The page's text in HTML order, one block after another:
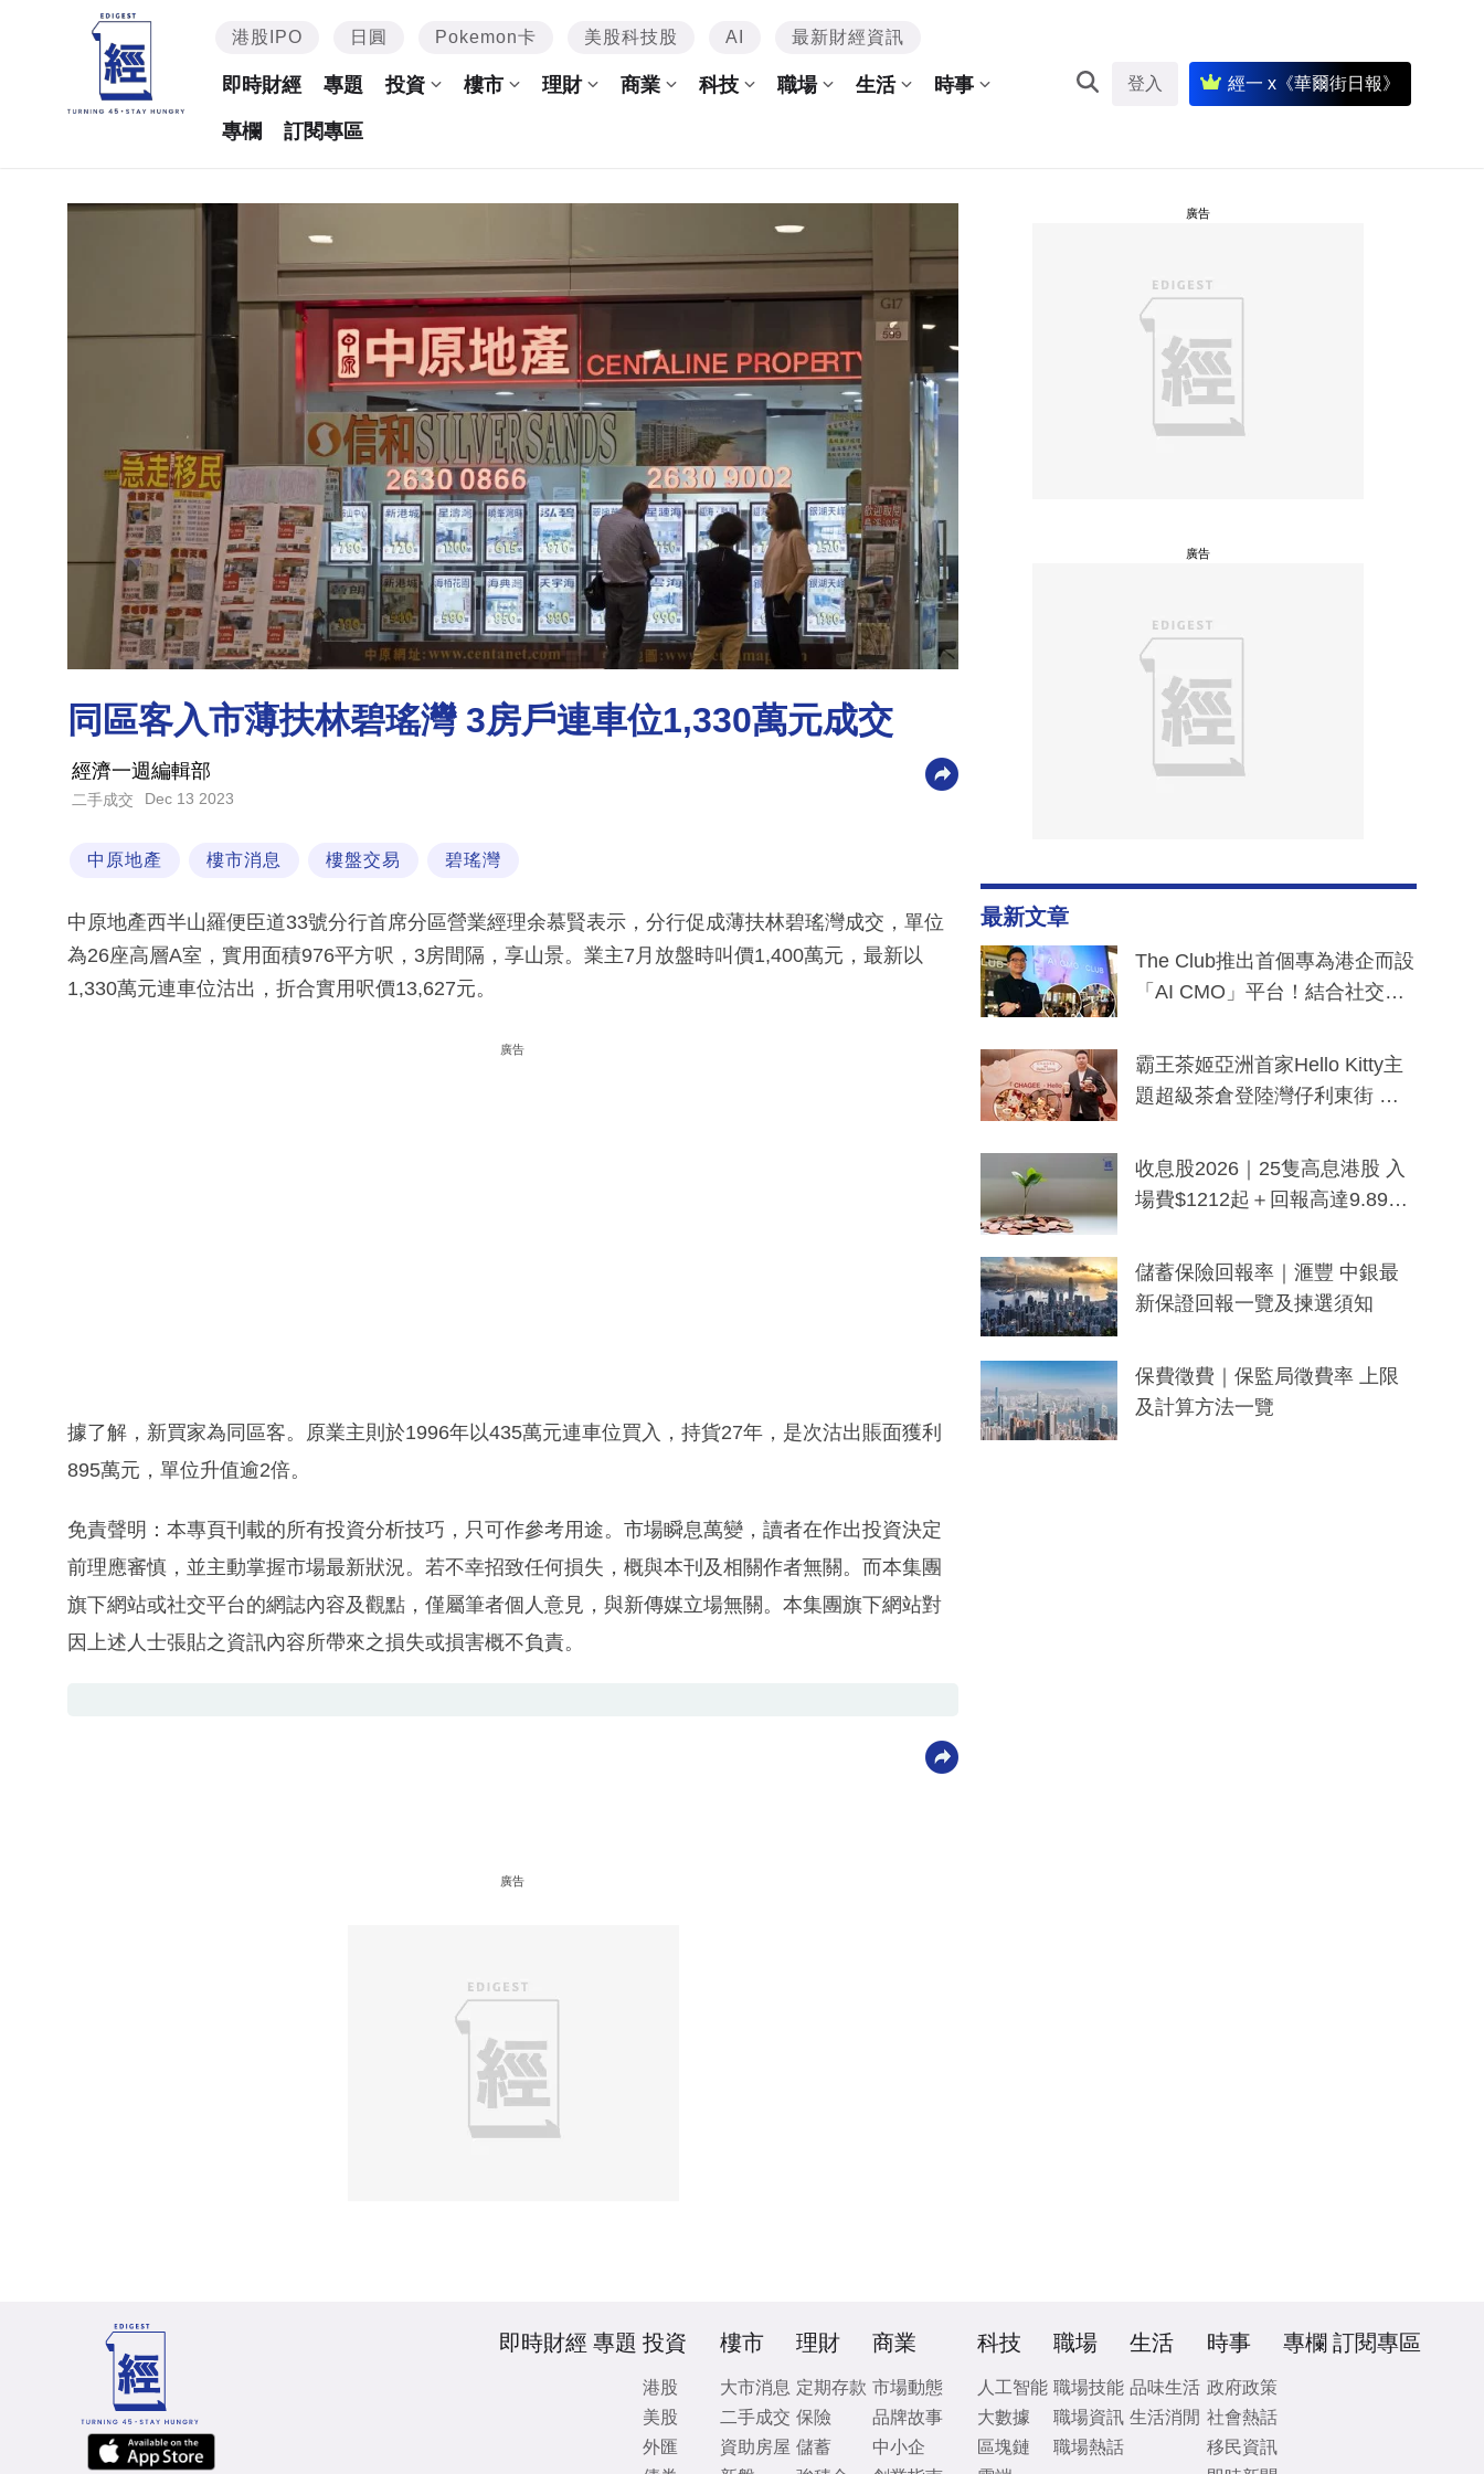
港股IPO 日圓 Pokemon卡 美股科技股 AI 最新財經資訊
即時財經 專題 投資 樓市 理財 商業 科技 職場 生活 時事
專欄 訂閱專區
登入 經一 x《華爾街日報》
同區客入市薄扶林碧瑤灣 3房戶連車位1,330萬元成交
經濟一週編輯部
二手成交 Dec 13 2023
中原地產 樓市消息 樓盤交易 碧瑤灣
中原地產西半山羅便臣道33號分行首席分區營業經理余慕賢表示，分行促成薄扶林碧瑤灣成交，單位
為26座高層A室，實用面積976平方呎，3房間隔，享山景。業主7月放盤時叫價1,400萬元，最新以
1,330萬元連車位沽出，折合實用呎價13,627元。
廣告
據了解，新買家為同區客。原業主則於1996年以435萬元連車位買入，持貨27年，是次沽出賬面獲利
895萬元，單位升值逾2倍。
免責聲明：本專頁刊載的所有投資分析技巧，只可作參考用途。市場瞬息萬變，讀者在作出投資決定
前理應審慎，並主動掌握市場最新狀況。若不幸招致任何損失，概與本刊及相關作者無關。而本集團
旗下網站或社交平台的網誌內容及觀點，僅屬筆者個人意見，與新傳媒立場無關。本集團旗下網站對
因上述人士張貼之資訊內容所帶來之損失或損害概不負責。
廣告
廣告
廣告
最新文章
The Club推出首個專為港企而設
「AI CMO」平台！結合社交聆
分鐘生成「貼地」宣傳短片
霸王茶姬亞洲首家Hello Kitty主
題超級茶倉登陸灣仔利東街 推
y及香港限定特調系列
收息股2026｜25隻高息港股 入
場費$1212起＋回報高達9.89
儲蓄保險回報率｜滙豐 中銀最
新保證回報一覽及揀選須知
保費徵費｜保監局徵費率 上限
及計算方法一覽
即時財經 專題 投資
港股
美股
外匯
樓市
大市消息
二手成交
資助房屋
理財
定期存款
保險
儲蓄
商業
市場動態
品牌故事
中小企
科技
人工智能
大數據
區塊鏈
職場
職場技能
職場資訊
職場熱話
生活
品味生活
生活消閒
時事
政府政策
社會熱話
移民資訊
專欄 訂閱專區